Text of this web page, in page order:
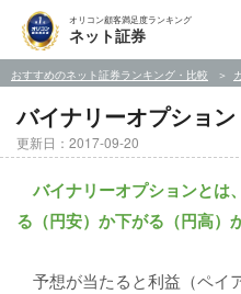
オリコン顧客満足度ランキング
ネット証券
おすすめのネット証券ランキング・比較
バイナリーオプション
更新日：2017-09-20
バイナリーオプションとは
る（円安）か下がる（円高）
予想が当たると利益（ペイ